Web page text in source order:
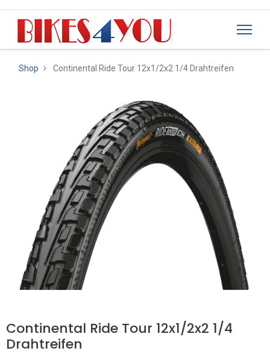
Shop Continental Ride Tour 12x1/2x2 1/4 Drahtreifen
Continental Ride Tour 12x1/2x2 1/4
Drahtreifen